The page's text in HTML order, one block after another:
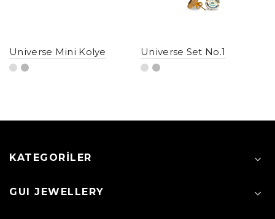
Universe Mini Kolye Universe Set No.1
KATEGORILER
GUI JEWELLERY